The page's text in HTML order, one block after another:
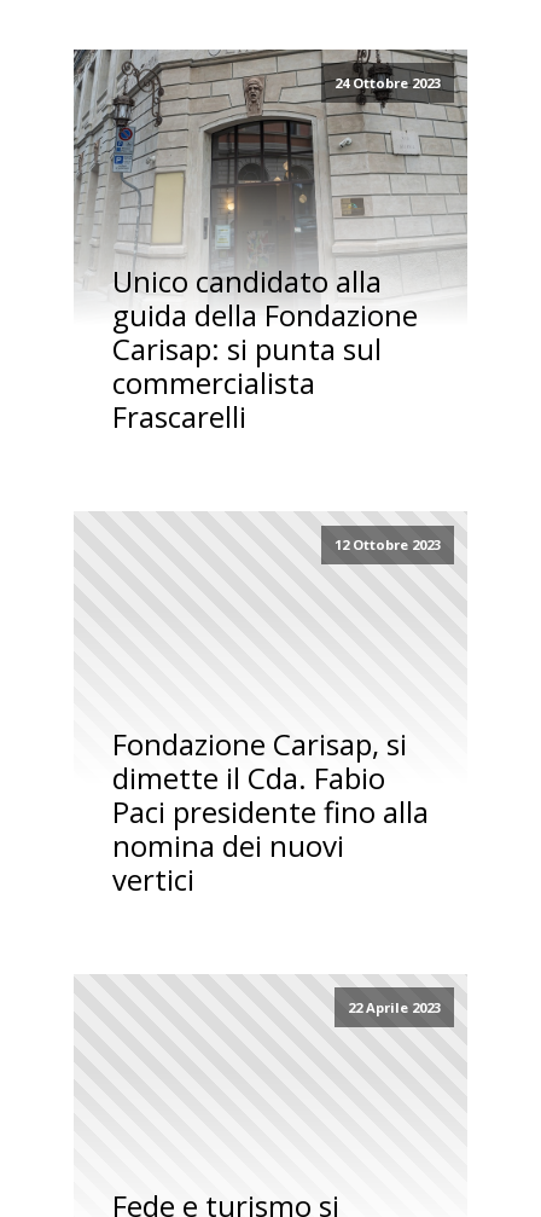
24 Ottobre 2023
Unico candidato alla
guida della Fondazione
Carisap: si punta sul
commercialista
Frascarelli
12 Ottobre 2023
Fondazione Carisap, si
dimette il Cda. Fabio
Paci presidente fino alla
nomina dei nuovi
vertici
22 Aprile 2023
Fede e turismo si